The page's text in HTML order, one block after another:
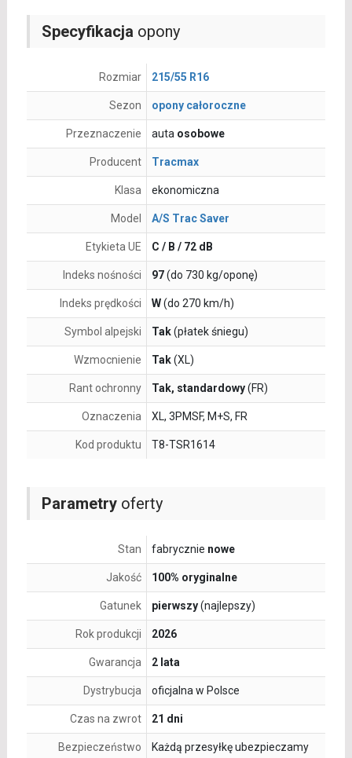
Parametryoferty
Stan fabrycznie nowe
Jakość 100% oryginalne
Gatunek pierwszy(najlepszy)
Rok produkcji 2026
Gwarancja 2 lata
Dystrybucja oficjalna w Polsce
Czas na zwrot 21 dni
Bezpieczeństwo
Każdą przesyłkę ubezpieczamy
Specyfikacja opony
Rozmiar 215/55 R16
Sezon opony całoroczne
Przeznaczenie auta osobowe
Producent Tracmax
Klasa ekonomiczna
Model A/S Trac Saver
Etykieta UE C / B / 72 dB
Indeks nośności 97(do 730 kg/oponę)
Indeks prędkości W(do 270 km/h)
Symbol alpejski Tak(płatek śniegu)
Wzmocnienie Tak(XL)
Rant ochronny Tak, standardowy(FR)
Oznaczenia XL, 3PMSF, M+S, FR
Kod produktu T8-TSR1614